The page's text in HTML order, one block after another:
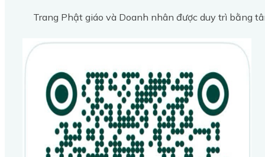
Trang Phật giáo và Doanh nhân được duy trì bằng